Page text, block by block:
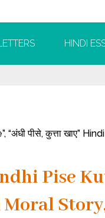
HINDI
पीसे, कुत्ता खाए”
Pise
Moral